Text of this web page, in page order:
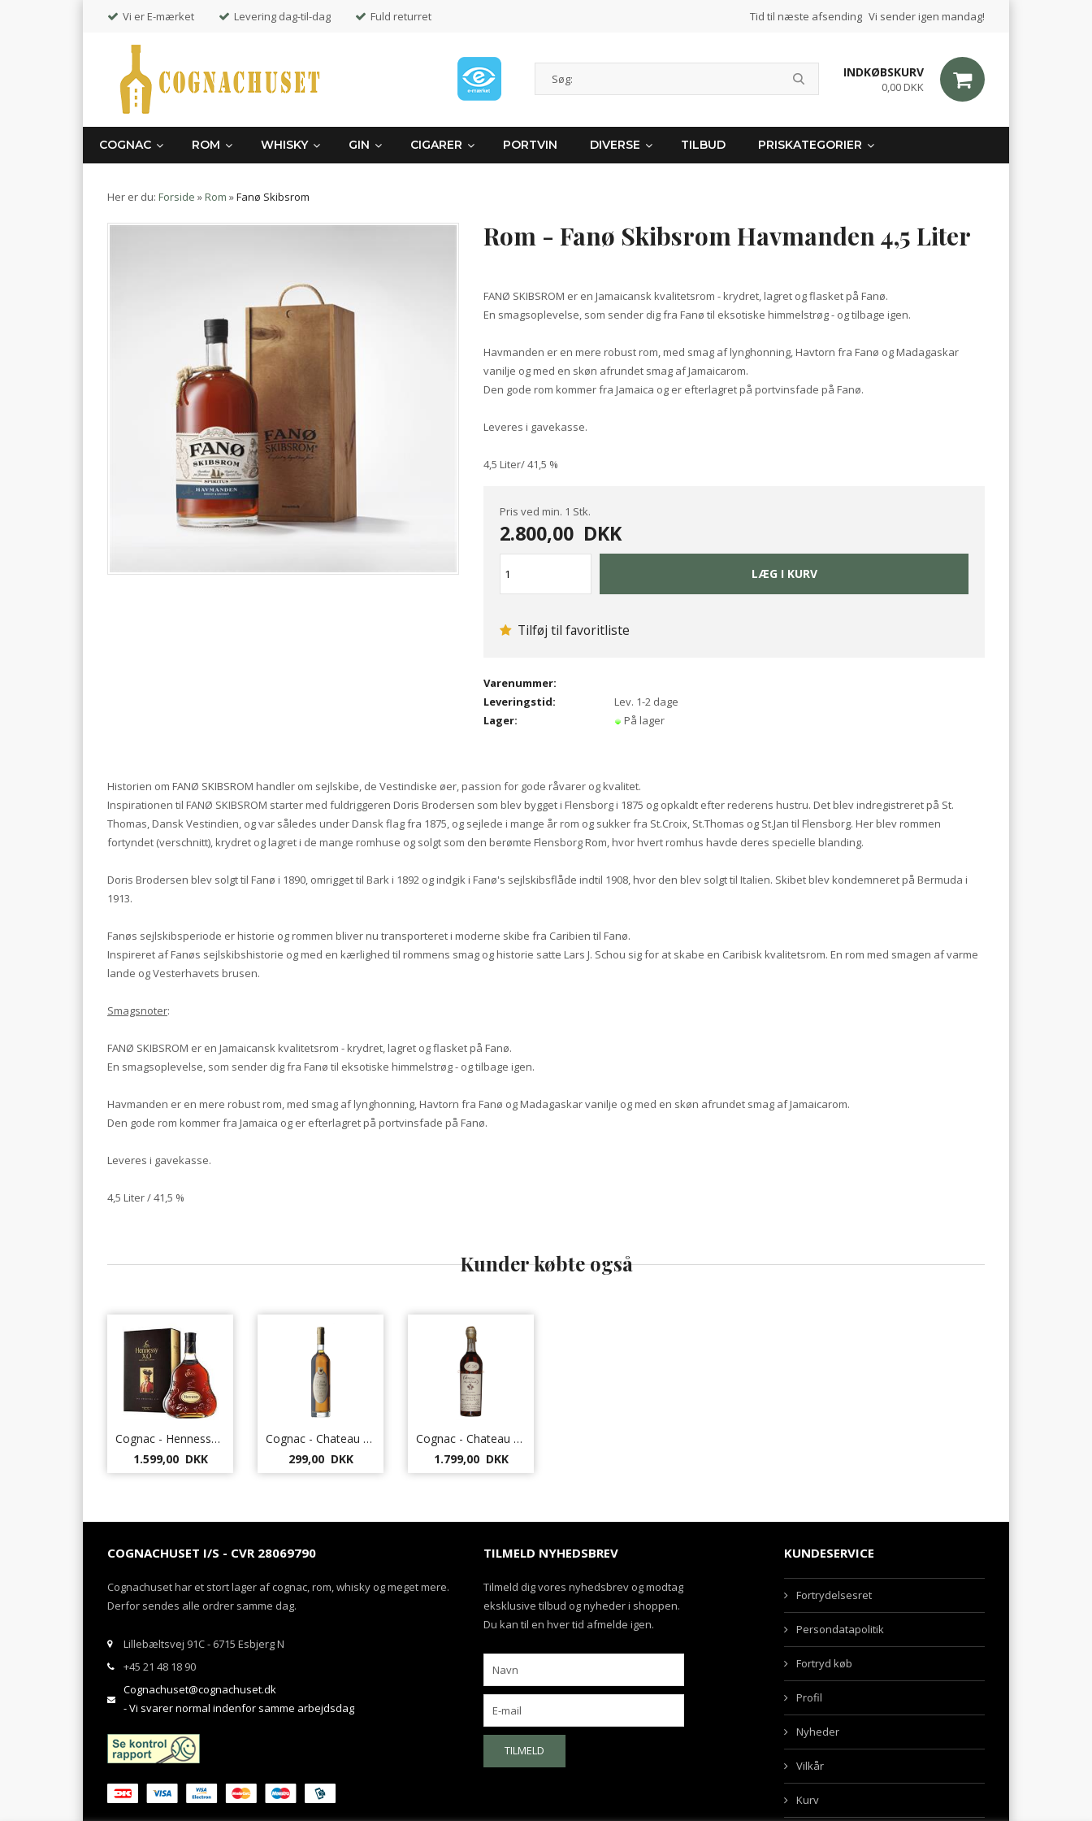
Vi er E-mærket Levering dag-til-dag Fuld returret Tid til næste afsending Vi sender igen mandag!
INDKØBSKURV
0,00 DKK
COGNAC ROM WHISKY GIN CIGARER PORTVIN DIVERSE TILBUD PRISKATEGORIER
Her er du: Forside »Rom »Fanø Skibsrom
Rom - Fanø Skibsrom Havmanden 4,5 Liter
FANØ SKIBSROM er en Jamaicansk kvalitetsrom - krydret, lagret og flasket på Fanø.
En smagsoplevelse, som sender dig fra Fanø til eksotiske himmelstrøg - og tilbage igen.
Havmanden er en mere robust rom, med smag af lynghonning, Havtorn fra Fanø og Madagaskar
vanilje og med en skøn afrundet smag af Jamaicarom.
Den gode rom kommer fra Jamaica og er efterlagret på portvinsfade på Fanø.
Leveres i gavekasse.
4,5 Liter/ 41,5 %
Pris ved min. 1 Stk.
2.800,00DKK
Tilføj til favoritliste
Varenummer:
Leveringstid:
Lev. 1-2 dage
Lager:
På lager
Historien om FANØ SKIBSROM handler om sejlskibe, de Vestindiske øer, passion for gode råvarer og kvalitet.
Inspirationen til FANØ SKIBSROM starter med fuldriggeren Doris Brodersen som blev bygget i Flensborg i 1875 og opkaldt efter rederens hustru. Det blev indregistreret på St.
Thomas, Dansk Vestindien, og var således under Dansk flag fra 1875, og sejlede i mange år rom og sukker fra St.Croix, St.Thomas og St.Jan til Flensborg. Her blev rommen
fortyndet (verschnitt), krydret og lagret i de mange romhuse og solgt som den berømte Flensborg Rom, hvor hvert romhus havde deres specielle blanding.
Doris Brodersen blev solgt til Fanø i 1890, omrigget til Bark i 1892 og indgik i Fanø's sejlskibsflåde indtil 1908, hvor den blev solgt til Italien. Skibet blev kondemneret på Bermuda i
1913.
Fanøs sejlskibsperiode er historie og rommen bliver nu transporteret i moderne skibe fra Caribien til Fanø.
Inspireret af Fanøs sejlskibshistorie og med en kærlighed til rommens smag og historie satte Lars J. Schou sig for at skabe en Caribisk kvalitetsrom. En rom med smagen af varme
lande og Vesterhavets brusen.
Smagsnoter:
FANØ SKIBSROM er en Jamaicansk kvalitetsrom - krydret, lagret og flasket på Fanø.
En smagsoplevelse, som sender dig fra Fanø til eksotiske himmelstrøg - og tilbage igen.
Havmanden er en mere robust rom, med smag af lynghonning, Havtorn fra Fanø og Madagaskar vanilje og med en skøn afrundet smag af Jamaicarom.
Den gode rom kommer fra Jamaica og er efterlagret på portvinsfade på Fanø.
Leveres i gavekasse.
4,5 Liter / 41,5 %
Kunder købte også
Cognac - Hennessy XO 70 cl.
1.599,00 DKK
Cognac - Chateau de Montifaud VS
299,00 DKK
Cognac - Chateau de Montifaud Heritage Louis Vallet L50 år
1.799,00 DKK
COGNACHUSET I/S - CVR 28069790
Cognachuset har et stort lager af cognac, rom, whisky og meget mere.
Derfor sendes alle ordrer samme dag.
Lillebæltsvej 91C - 6715 Esbjerg N
+45 21 48 18 90
Cognachuset@cognachuset.dk
- Vi svarer normal indenfor samme arbejdsdag
TILMELD NYHEDSBREV
Tilmeld dig vores nyhedsbrev og modtag
eksklusive tilbud og nyheder i shoppen.
Du kan til en hver tid afmelde igen.
TILMELD
KUNDESERVICE
Fortrydelsesret
Persondatapolitik
Fortryd køb
Profil
Nyheder
Vilkår
Kurv